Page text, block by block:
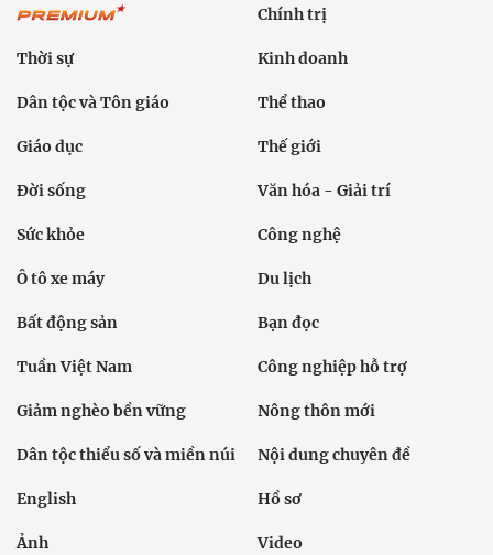
Chính trị
Thời sự Kinh doanh
Dân tộc và Tôn giáo Thể thao
Giáo dục Thế giới
Đời sống Văn hóa - Giải trí
Sức khỏe Công nghệ
Ô tô xe máy Du lịch
Bất động sản Bạn đọc
Tuần Việt Nam Công nghiệp hỗ trợ
Giảm nghèo bền vững Nông thôn mới
Dân tộc thiểu số và miền núi Nội dung chuyên đề
English Hồ sơ
Ảnh Video